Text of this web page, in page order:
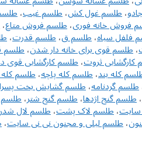
،طلسم غول کش،طلسم غیب،
فروش خانه فوری،طلسم فروش متاع،
فلفل سیاه،طلسم ق،طلسم قدرت،
،طلسم قوی برای خانه دار شدن،طلسم
ثروت،طلسم کارگشایی قوی
کله بند،طلسم کله پاچه،طلسم
طلسم گردنامه،طلسم گشایش بخت
،طلسم گنج اژدها،طلسم گنج شتر،طلسم
سایت،طلسم لاک پشت،طلسم لال
،طلسم لیلی و مجنون نی نی سایت،